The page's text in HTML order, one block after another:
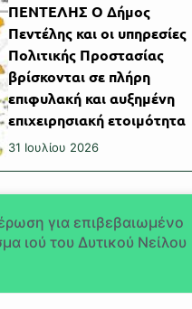
ΠΕΝΤΕΛΗΣ Ο Δήμος
Πεντέλης και οι υπηρεσίες
Πολιτικής Προστασίας
βρίσκονται σε πλήρη
επιφυλακή και αυξημένη
επιχειρησιακή ετοιμότητα
31 Ιουλίου 2026
για επιβεβαιωμένο
ιού του Δυτικού Νείλου